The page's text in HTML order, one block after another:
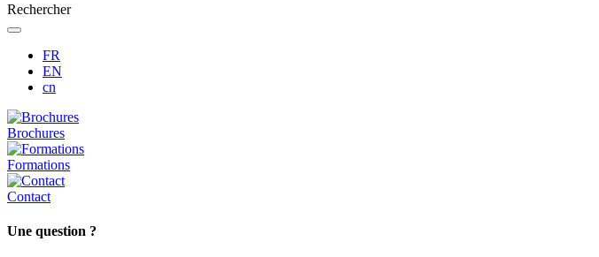
Rechercher
FR
EN
cn
Brochures
Formations
Contact
Une question ?